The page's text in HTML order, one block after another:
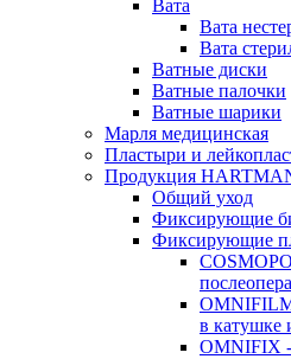
Вата
Вата
Вата
Ватные диски
Ватные палочки
Ватные шарики
Марля медицинская
Пластыри и
Продукция
Общий уход
Фиксирующие
Фиксирующие
в катушке
OMNIFIX